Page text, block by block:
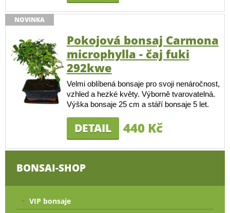
NOVINKA
Pokojová bonsaj Carmona
microphylla - čaj fuki
292kwe
Velmi oblíbená bonsaje pro svoji nenáročnost,
vzhled a hezké květy. Výborně tvarovatelná.
Výška bonsaje 25 cm a stáří bonsaje 5 let.
DETAIL 440 Kč
BONSAI-SHOP
VIP bonsaje